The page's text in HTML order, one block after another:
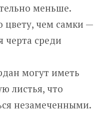
меньше.
цвету, чем самки —
черта среди
могут иметь
листья, что
незамеченными.